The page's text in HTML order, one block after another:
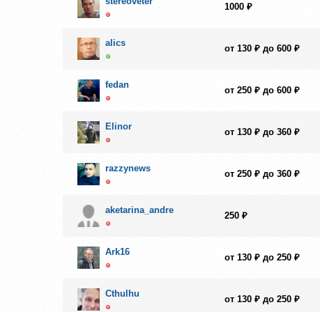
Продающие тексты
Работа и учеба за границей
Спорт и фитнес
Стихотворные тексты
Тексты для соцсетей, блогов
1000 ₽
alics
от 130 ₽ до 600 ₽
fedan
от 250 ₽ до 600 ₽
Elinor
от 130 ₽ до 360 ₽
razzynews
от 250 ₽ до 360 ₽
aketarina_andre
250 ₽
Ark16
от 130 ₽ до 250 ₽
Cthulhu
от 130 ₽ до 250 ₽